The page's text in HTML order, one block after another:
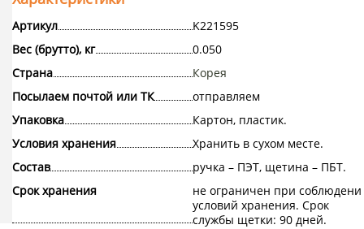
Артикул
K221595
Вес (брутто), кг
0.050
Страна
Корея
Посылаем почтой или ТК
отправляем
Упаковка
Картон, пластик.
Условия хранения
Хранить в сухом месте.
Состав
ручка – ПЭТ, щетина – ПБТ.
Срок хранения
не ограничен при
условий хранения. Срок
службы щетки: 90 дней.